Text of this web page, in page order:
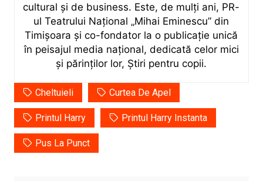
cultural și de business. Este, de mulți ani, PR-
ul Teatrului Național „Mihai Eminescu” din
Timișoara și co-fondator la o publicație unică
în peisajul media național, dedicată celor mici
și părinților lor, Știri pentru copii.
Cheltuieli Curtea De Apel
Printul Harry Printul Harry Instanta
Pus La Punct